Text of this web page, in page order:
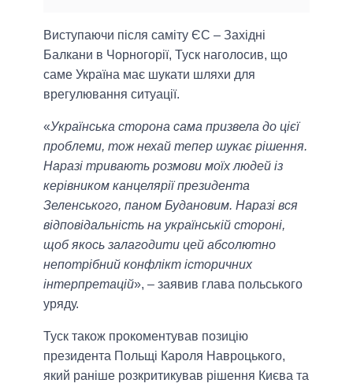
Виступаючи після саміту ЄС – Західні
Балкани в Чорногорії, Туск наголосив, що
саме Україна має шукати шляхи для
врегулювання ситуації.
«Українська сторона сама призвела до цієї
проблеми, тож нехай тепер шукає рішення.
Наразі тривають розмови моїх людей із
керівником канцелярії президента
Зеленського, паном Будановим. Наразі вся
відповідальність на українській стороні,
щоб якось залагодити цей абсолютно
непотрібний конфлікт історичних
інтерпретацій», – заявив глава польського
уряду.
Туск також прокоментував позицію
президента Польщі Кароля Навроцького,
який раніше розкритикував рішення Києва та